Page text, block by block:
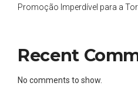
Promoção Imperdível para a
Recent
No comments to show.